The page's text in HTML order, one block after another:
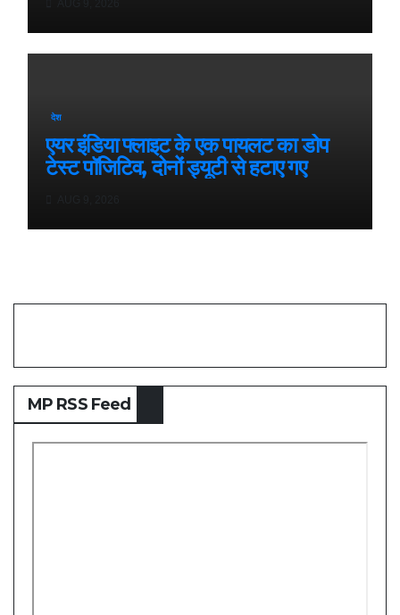
देश
एयर इंडिया फ्लाइट के एक पायलट का डोप
टेस्ट पॉजिटिव, दोनों ड्यूटी से हटाए गए
MP RSS Feed